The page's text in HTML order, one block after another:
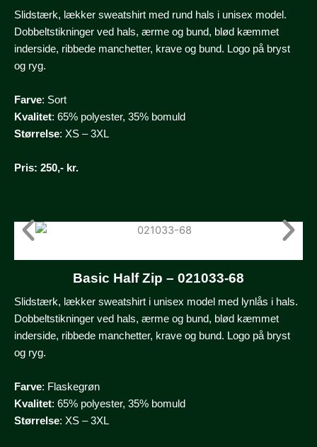
Slidstærk, lækker sweatshirt med rund hals i unisex model.
Dobbeltstikninger ved hals, ærme og bund, blød kæmmet
inderside, ribbede manchetter, krave og bund. Logo på bryst
og ryg.
Farve: Sort
Kvalitet: 65% polyester, 35% bomuld
Størrelse: XS – 3XL
Pris: 250,- kr.
Basic Half Zip – 021033-68
Slidstærk, lækker sweatshirt i unisex model med lynlås i hals.
Dobbeltstikninger ved hals, ærme og bund, blød kæmmet
inderside, ribbede manchetter, krave og bund. Logo på bryst
og ryg.
Farve: Flaskegrøn
Kvalitet: 65% polyester, 35% bomuld
Størrelse: XS – 3XL